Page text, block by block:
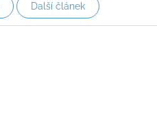
Další článek